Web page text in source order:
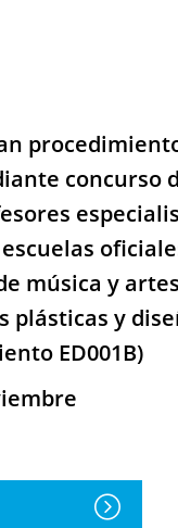
concurso
música y
y
ED001B)